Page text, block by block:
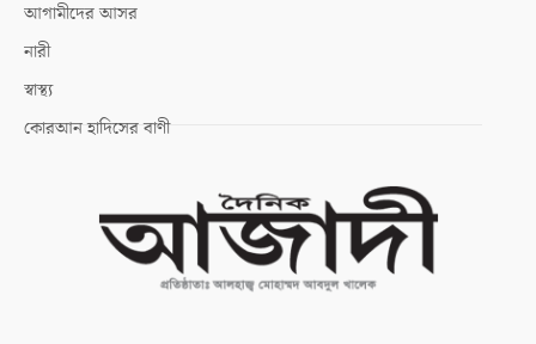
আগামীদের আসর
নারী
স্বাস্থ্য
কোরআন হাদিসের বাণী